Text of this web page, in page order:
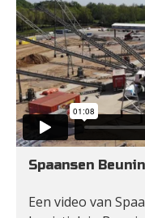
Spaansen
Een video van